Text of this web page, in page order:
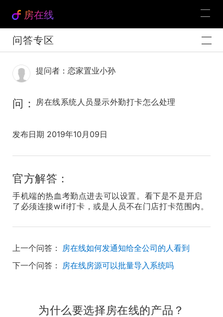
房在线
问答专区
提问者：恋家置业小孙
问： 房在线系统人员显示外勤打卡怎么处理
发布日期 2019年10月09日
官方解答：
手机端的热血考勤点进去可以设置。看下是不是开启
了必须连接wifi打卡，或是人员不在门店打卡范围内。
上一个问答： 房在线如何发通知给全公司的人看到
下一个问答： 房在线房源可以批量导入系统吗
为什么要选择房在线的产品？